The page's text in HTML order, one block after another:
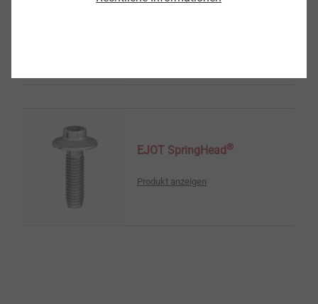
®
EJOT SpringHead ®
Produkt anzeigen